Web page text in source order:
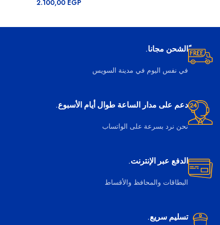
2.100,00 EGP
ًالشحن مجانا.
في نفس اليوم في مدينة السويس
دعم على مدار الساعة طوال أيام الأسبوع.
نحن نرد بسرعة على الواتساب
الدفع عبر الإنترنت.
البطاقات والمحافظ والأقساط
تسليم سريع.